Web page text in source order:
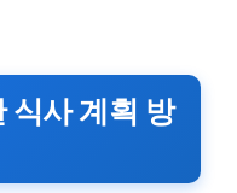
식사 계획 방